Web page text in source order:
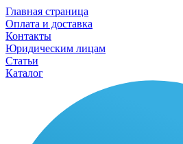
Главная страница
Оплата и доставка
Контакты
Юридическим лицам
Статьи
Каталог